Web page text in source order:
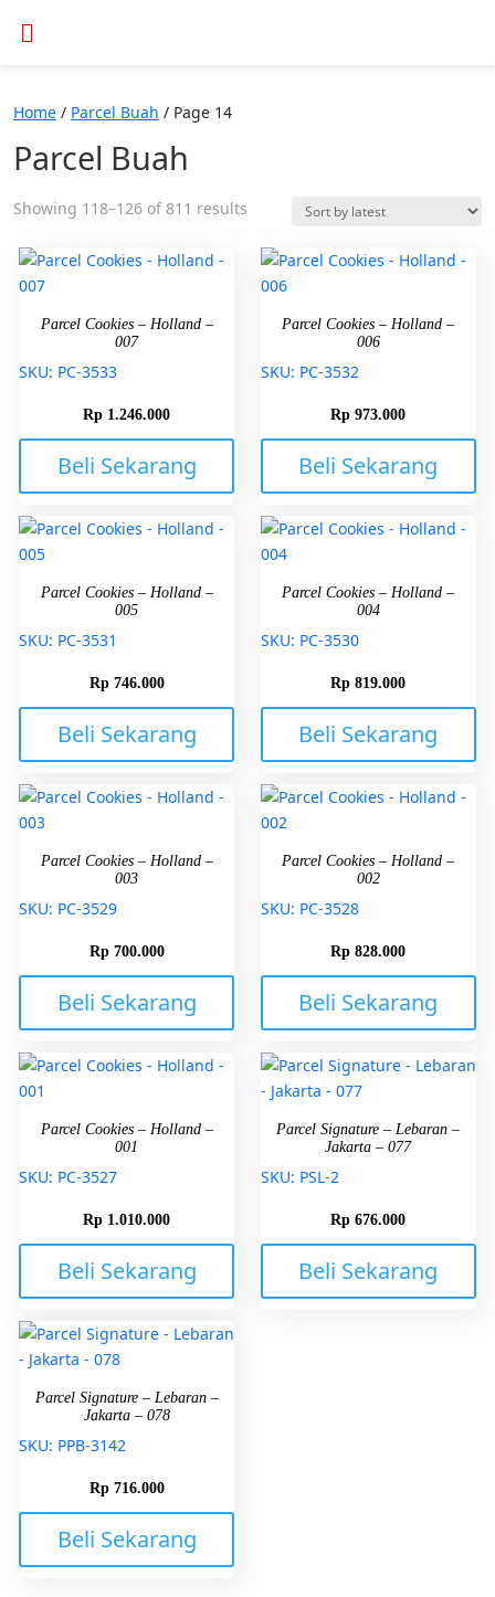
Home / Parcel Buah / Page 14
Parcel Buah
Showing 118–126 of 811 results
Parcel Cookies – Holland –
007
SKU: PC-3533
Rp 1.246.000
Beli Sekarang
Parcel Cookies – Holland –
006
SKU: PC-3532
Rp 973.000
Beli Sekarang
Parcel Cookies – Holland –
005
SKU: PC-3531
Rp746.000
Beli Sekarang
Parcel Cookies – Holland –
004
SKU: PC-3530
Rp 819.000
Beli Sekarang
Parcel Cookies – Holland –
003
SKU: PC-3529
Rp700.000
Beli Sekarang
Parcel Cookies – Holland –
002
SKU: PC-3528
Rp 828.000
Beli Sekarang
Parcel Cookies – Holland –
001
SKU: PC-3527
Rp 1.010.000
Beli Sekarang
Parcel Signature – Lebaran –
Jakarta – 077
SKU: PSL-2
Rp 676.000
Beli Sekarang
Parcel Signature – Lebaran –
Jakarta – 078
SKU: PPB-3142
Rp716.000
Beli Sekarang